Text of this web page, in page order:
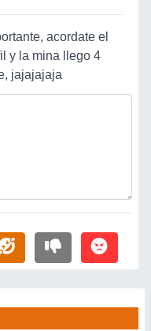
acordate el
y la mina llego 4
jajajajaja